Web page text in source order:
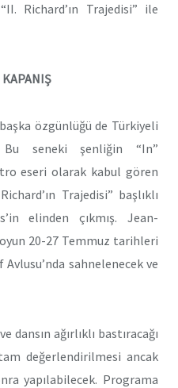
Richard’ın Trajedisi” ile
KAPANIŞ
özgünlüğü de Türkiyeli
Bu seneki şenliğin “In”
eseri olarak kabul gören
Trajedisi” başlıklı
elinden çıkmış. Jean-
20-27 Temmuz tarihleri
Avlusu’nda sahnelenecek ve
ağırlıklı bastıracağı
değerlendirilmesi ancak
yapılabilecek. Programa